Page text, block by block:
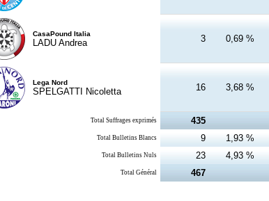
CasaPound Italia
LADU Andrea 3 0,69 %
Lega Nord
SPELGATTI Nicoletta 16 3,68 %
Total Suffrages exprimés 435
Total Bulletins Blancs 9 1,93 %
Total Bulletins Nuls 23 4,93 %
Total Général 467